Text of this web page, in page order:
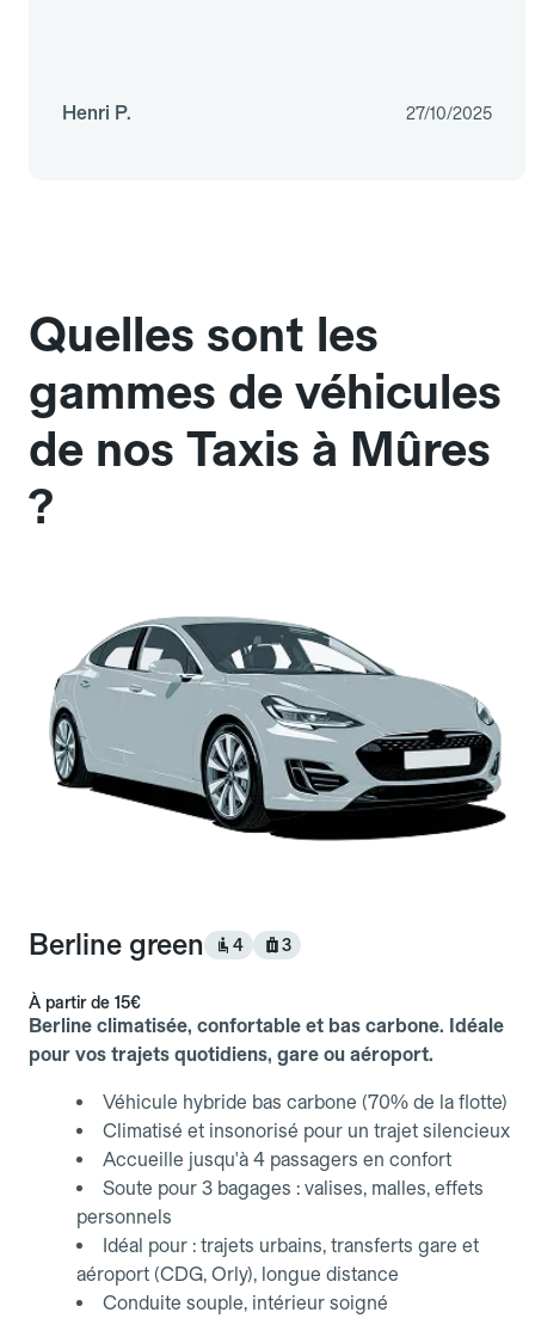
Henri P. 27/10/2025
Quelles sont les
gammes de véhicules
de nos Taxis à Mûres
?
Berline green 4 3
À partir de 15€
Berline climatisée, confortable et bas carbone. Idéale
pour vos trajets quotidiens, gare ou aéroport.
Véhicule hybride bas carbone (70% de la flotte)
Climatisé et insonorisé pour un trajet silencieux
Accueille jusqu'à 4 passagers en confort
Soute pour 3 bagages : valises, malles, effets
personnels
Idéal pour : trajets urbains, transferts gare et
aéroport (CDG, Orly), longue distance
Conduite souple, intérieur soigné